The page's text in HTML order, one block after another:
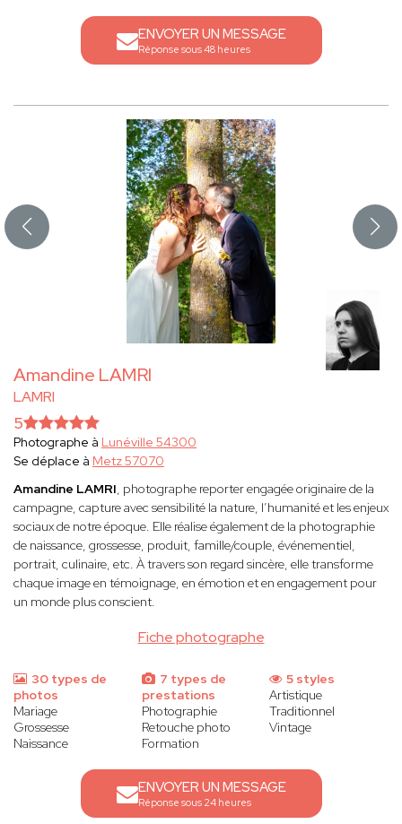
ENVOYER UN MESSAGE
Réponse sous 48 heures
Amandine LAMRI
LAMRI
Fiche photographe
5
Photographe à Lunéville 54300
Se déplace à Metz 57070
Amandine LAMRI, photographe reporter engagée originaire de la
campagne, capture avec sensibilité la nature, l’humanité et les enjeux
sociaux de notre époque. Elle réalise également de la photographie
de naissance, grossesse, produit, famille/couple, événementiel,
portrait, culinaire, etc. À travers son regard sincère, elle transforme
chaque image en témoignage, en émotion et en engagement pour
un monde plus conscient.
30 types de
photos
Mariage
Grossesse
Naissance
7 types de
prestations
Photographie
Retouche photo
Formation
5 styles
Artistique
Traditionnel
Vintage
ENVOYER UN MESSAGE
Réponse sous 24 heures